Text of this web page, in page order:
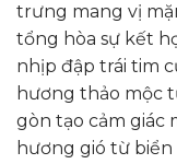
trưng mang vị
tổng hòa sự kết
nhịp đập trái tim
hương thảo mộc
gòn tạo cảm giác
hương gió từ